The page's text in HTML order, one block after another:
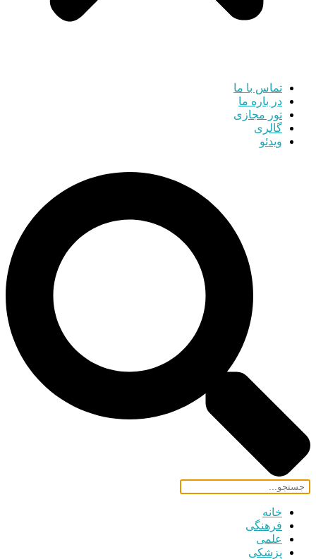
تماس با ما
در باره ما
تور مجازی
گالری
ویدئو
خانه
فرهنگی
علمی
پزشکی